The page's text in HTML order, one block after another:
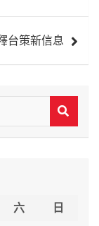
台策新信息
六
日